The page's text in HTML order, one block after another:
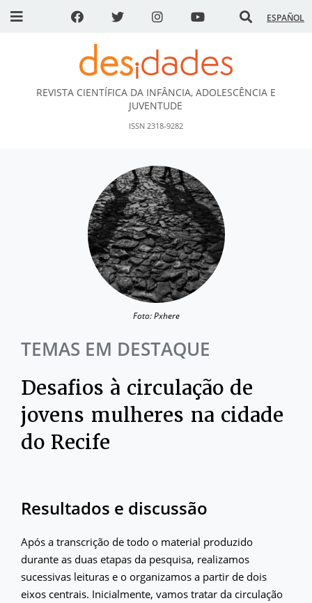
ESPAÑOL
DESidades
REVISTA CIENTÍFICA DA INFÂNCIA, ADOLESCÊNCIA E
JUVENTUDE
ISSN 2318-9282
Foto: Pxhere
TEMAS EM DESTAQUE
Desafios à circulação de
jovens mulheres na cidade
do Recife
Resultados e discussão
Após a transcrição de todo o material produzido
durante as duas etapas da pesquisa, realizamos
sucessivas leituras e o organizamos a partir de dois
eixos centrais. Inicialmente, vamos tratar da circulação